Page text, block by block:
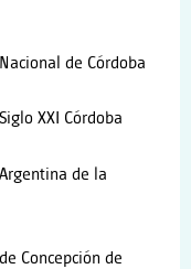
de Córdoba
XXI Córdoba
de la
Concepción de